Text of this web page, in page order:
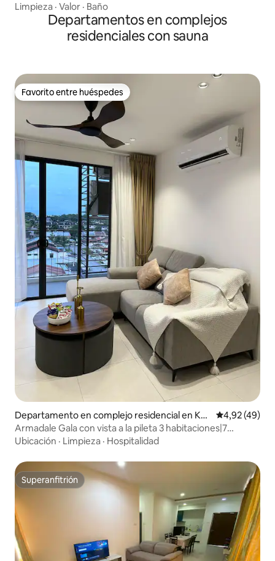
Limpieza · Valor · Baño
Departamentos en complejos
residenciales con sauna
Favorito entre huéspedes
Favorito entre huéspedes
Departamento en complejo residencial en Kuc
hing
Calificación
4,92 (49)
Armadale Gala con vista a la pileta 3 habitaciones|7
personas
Ubicación · Limpieza · Hospitalidad
Superanfitrión
Superanfitrión